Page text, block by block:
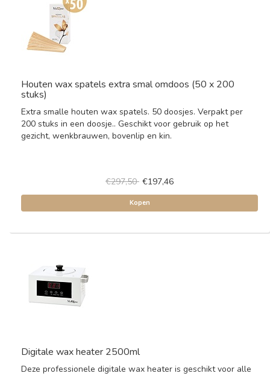
Houten wax spatels extra smal omdoos (50 x 200
stuks)
Extra smalle houten wax spatels. 50 doosjes. Verpakt per
200 stuks in een doosje.. Geschikt voor gebruik op het
gezicht, wenkbrauwen, bovenlip en kin.
€297,50 €197,46
Kopen
Digitale wax heater 2500ml
Deze professionele digitale wax heater is geschikt voor alle